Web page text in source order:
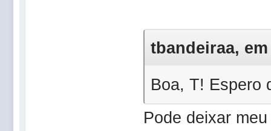
tbandeiraa,
Boa, T! Espero
Pode deixar